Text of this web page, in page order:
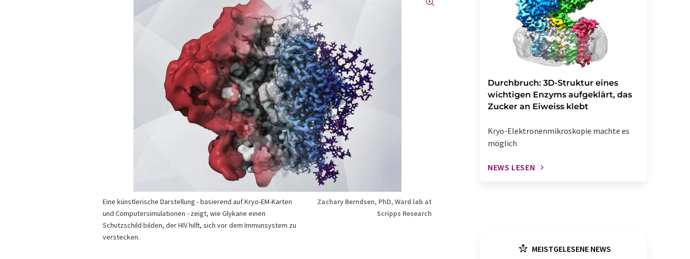
Eine künstlerische Darstellung - basierend auf Kryo-EM-Karten
und Computersimulationen - zeigt, wie Glykane einen
Schutzschild bilden, der HIV hilft, sich vor dem Immunsystem zu
verstecken.
Zachary Berndsen, PhD, Ward lab at
Scripps Research
Durchbruch: 3D-Struktur eines
wichtigen Enzyms aufgeklärt, das
Zucker an Eiweiss klebt
Kryo-Elektronenmikroskopie machte es
möglich
NEWS LESEN
MEISTGELESENE NEWS